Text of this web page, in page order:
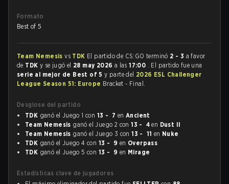
Formato
Best of 5
Team Nemesisvs TDK El partido de CS:GO terminó 2 - 3 a favor
de TDK y se jugó el 28 may 2026 a las17:00 . El partido fue una
serie al mejor de Best of 5y parte del 2026 ESL Challenger
League Season 51: Europe Bracket - Final.
Desglose del partido
TDK ganó el Juego 1 con 13 - 7 enAncient
Team Nemesis ganó el Juego 2 con13 - 4 en Dust II
Team Nemesis ganó el Juego 3 con13 - 11 en Nuke
TDK ganó el Juego 4 con 13 - 9 en Overpass
TDK ganó el Juego 5 con 13 - 9 en Mirage
Estadísticas clave de jugadores